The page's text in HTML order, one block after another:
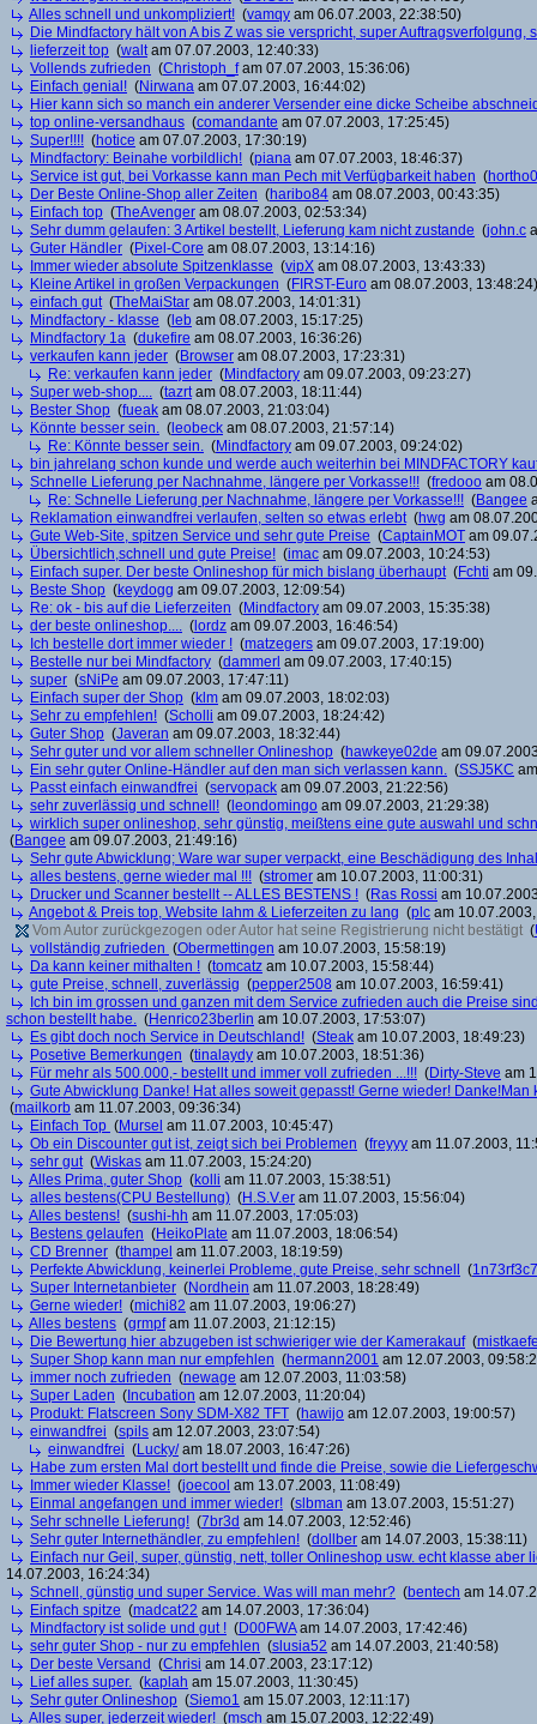
Alles schnell und unkompliziert! (vamqy am 06.07.2003, 22:38:50)
Die Mindfactory hält von A bis Z was sie verspricht, super Auftragsverfolgung,
lieferzeit top (waltam 07.07.2003, 12:40:33)
Vollends zufrieden (Christoph_fam 07.07.2003, 15:36:06)
Einfach genial! (Nirwana am 07.07.2003, 16:44:02)
Hier kann sich so manch ein anderer Versender eine dicke Scheibe
top online-versandhaus (comandante am 07.07.2003, 17:25:45)
Super!!!! (hotice am 07.07.2003, 17:30:19)
Mindfactory: Beinahe vorbildlich! (piana am 07.07.2003, 18:46:37)
Service ist gut, bei Vorkasse kann man Pech mit Verfügbarkeit haben (
Der Beste Online-Shop aller Zeiten (haribo84 am 08.07.2003, 00:43:35)
Einfach top (TheAvenger am 08.07.2003, 02:53:34)
Sehr dumm gelaufen: 3 Artikel bestellt, Lieferung kam nicht zustande (john.c
Guter Händler (Pixel-Core am 08.07.2003, 13:14:16)
Immer wieder absolute Spitzenklasse (vipX am 08.07.2003, 13:43:33)
Kleine Artikel in großen Verpackungen (FIRST-Euro am 08.07.2003, 13:48:24)
einfach gut(TheMaiStar am 08.07.2003, 14:01:31)
Mindfactory - klasse ( leb am 08.07.2003, 15:17:25)
Mindfactory 1a (dukefire am 08.07.2003, 16:36:26)
verkaufen kann jeder (Browser am 08.07.2003, 17:23:31)
Re: verkaufen kann jeder (Mindfactory am 09.07.2003, 09:23:27)
Super web-shop.... (tazrtam 08.07.2003, 18:11:44)
Bester Shop (fueak am 08.07.2003, 21:03:04)
Könnte besser sein. ( leobeck am 08.07.2003, 21:57:14)
Re: Könnte besser sein. (Mindfactory am 09.07.2003, 09:24:02)
bin jahrelang schon kunde und werde auch weiterhin bei MINDFACTORY
Schnelle Lieferung per Nachnahme, längere per Vorkasse!!! (fredooo am
Re: Schnelle Lieferung per Nachnahme, längere per Vorkasse!!! (Bangee
Reklamation einwandfrei verlaufen, selten so etwas erlebt(hwg am
Gute Web-Site, spitzen Service und sehr gute Preise (CaptainMOT am
Übersichtlich,schnell und gute Preise! (imac am 09.07.2003, 10:24:53)
Einfach super. Der beste Onlineshop für mich bislang überhaupt(Fchti am
Beste Shop (keydogg am 09.07.2003, 12:09:54)
Re: ok - bis auf die Lieferzeiten (Mindfactory am 09.07.2003, 15:35:38)
der beste onlineshop.... ( lordz am 09.07.2003, 16:46:54)
Ich bestelle dort immer wieder ! (matzegers am 09.07.2003, 17:19:00)
Bestelle nur bei Mindfactory (dammerl am 09.07.2003, 17:40:15)
super (sNiPe am 09.07.2003, 17:47:11)
Einfach super der Shop (klm am 09.07.2003, 18:02:03)
Sehr zu empfehlen! (Scholli am 09.07.2003, 18:24:42)
Guter Shop (Javeran am 09.07.2003, 18:32:44)
Sehr guter und vor allem schneller Onlineshop (hawkeye02de am
Ein sehr guter Online-Händler auf den man sich verlassen kann. (SSJ5KC
Passt einfach einwandfrei (servopack am 09.07.2003, 21:22:56)
sehr zuverlässig und schnell! ( leondomingo am 09.07.2003, 21:29:38)
wirklich super onlineshop, sehr günstig, meißtens eine gute auswahl und
(Bangee am 09.07.2003, 21:49:16)
Sehr gute Abwicklung; Ware war super verpackt, eine Beschädigung des
alles bestens, gerne wieder mal !!! (stromer am 10.07.2003, 11:00:31)
Drucker und Scanner bestellt -- ALLES BESTENS ! (Ras Rossi am
Angebot & Preis top, Website lahm & Lieferzeiten zu lang (plc am
Vom Autor zurückgezogen oder Autor hat seine Registrierung nicht bestätigt (
vollständig zufrieden (Obermettingen am 10.07.2003, 15:58:19)
Da kann keiner mithalten ! (tomcatz am 10.07.2003, 15:58:44)
gute Preise, schnell, zuverlässig (pepper2508 am 10.07.2003, 16:59:41)
Ich bin im grossen und ganzen mit dem Service zufrieden auch die Preise
schon bestellt habe. (Henrico23berlin am 10.07.2003, 17:53:07)
Es gibt doch noch Service in Deutschland! (Steak am 10.07.2003, 18:49:23)
Posetive Bemerkungen (tinalaydy am 10.07.2003, 18:51:36)
Für mehr als 500.000,- bestellt und immer voll zufrieden ...!!! (Dirty-Steve am
Gute Abwicklung Danke! Hat alles soweit gepasst! Gerne wieder!
(mailkorb am 11.07.2003, 09:36:34)
Einfach Top (Mursel am 11.07.2003, 10:45:47)
Ob ein Discounter gut ist, zeigt sich bei Problemen (freyyy am 11.07.2003,
sehr gut(Wiskas am 11.07.2003, 15:24:20)
Alles Prima, guter Shop (kolli am 11.07.2003, 15:38:51)
alles bestens(CPU Bestellung) (H.S.V.er am 11.07.2003, 15:56:04)
Alles bestens! (sushi-hh am 11.07.2003, 17:05:03)
Bestens gelaufen (HeikoPlate am 11.07.2003, 18:06:54)
CD Brenner (thampel am 11.07.2003, 18:19:59)
Perfekte Abwicklung, keinerlei Probleme, gute Preise, sehr schnell
(
Super Internetanbieter (Nordhein am 11.07.2003, 18:28:49)
Gerne wieder! (michi82 am 11.07.2003, 19:06:27)
Alles bestens (grmpfam 11.07.2003, 21:12:15)
Die Bewertung hier abzugeben ist schwieriger wie der Kamerakauf(
Super Shop kann man nur empfehlen (hermann2001 am 12.07.2003,
immer noch zufrieden (newage am 12.07.2003, 11:03:58)
Super Laden ( Incubation am 12.07.2003, 11:20:04)
Produkt: Flatscreen Sony SDM-X82 TFT (hawijo am 12.07.2003, 19:00:57)
einwandfrei (spils am 12.07.2003, 23:07:54)
einwandfrei (Lucky/am 18.07.2003, 16:47:26)
Habe zum ersten Mal dort bestellt und finde die Preise, sowie die
Immer wieder Klasse! (joecool am 13.07.2003, 11:08:49)
Einmal angefangen und immer wieder! (slbman am 13.07.2003, 15:51:27)
Sehr schnelle Lieferung! (7br3d am 14.07.2003, 12:52:46)
Sehr guter Internethändler, zu empfehlen! (dollber am 14.07.2003, 15:38:11)
Einfach nur Geil, super, günstig, nett, toller Onlineshop usw. echt klasse
14.07.2003, 16:24:34)
Schnell, günstig und super Service. Was will man mehr? (bentech am
Einfach spitze (madcat22 am 14.07.2003, 17:36:04)
Mindfactory ist solide und gut ! (D00FWAam 14.07.2003, 17:42:46)
sehr guter Shop - nur zu empfehlen (slusia52 am 14.07.2003, 21:40:58)
Der beste Versand (Chrisi am 14.07.2003, 23:17:12)
Lief alles super. (kaplah am 15.07.2003, 11:30:45)
Sehr guter Onlineshop (Siemo1 am 15.07.2003, 12:11:17)
Alles super, jederzeit wieder! (msch am 15.07.2003, 12:22:49)